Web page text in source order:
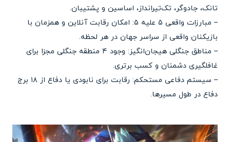
تانک، جادوگر، تک‌تیرانداز، اساسین و پشتیبان.
– مبارزات واقعی ۵ علیه ۵: امکان رقابت آنلاین و همزمان با
بازیکنان واقعی از سراسر جهان در هر لحظه.
– مناطق جنگلی هیجان‌انگیز: وجود ۴ منطقه جنگلی مجزا برای
غافلگیری دشمنان و کسب برتری.
– سیستم دفاعی مستحکم: رقابت برای نابودی یا دفاع از ۱۸ برج
دفاع در طول مسیرها.